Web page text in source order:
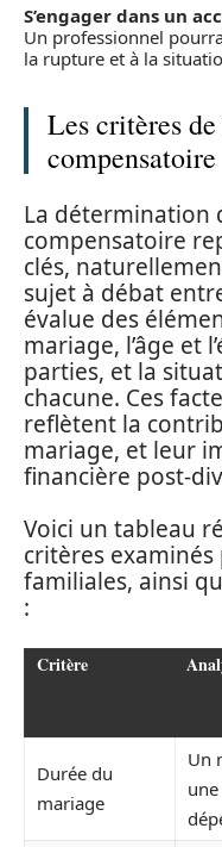
S’engager dans un
Un professionnel
la rupture et à la
Les critères
compensatoire
La détermination
compensatoire
clés,
sujet à débat
évalue des
mariage, l’âge et
parties, et la
chacune. Ces
reflètent la
mariage, et leur
financière post-
Voici un tableau
critères
familiales, ainsi
:
Critère
Durée du
mariage
Un